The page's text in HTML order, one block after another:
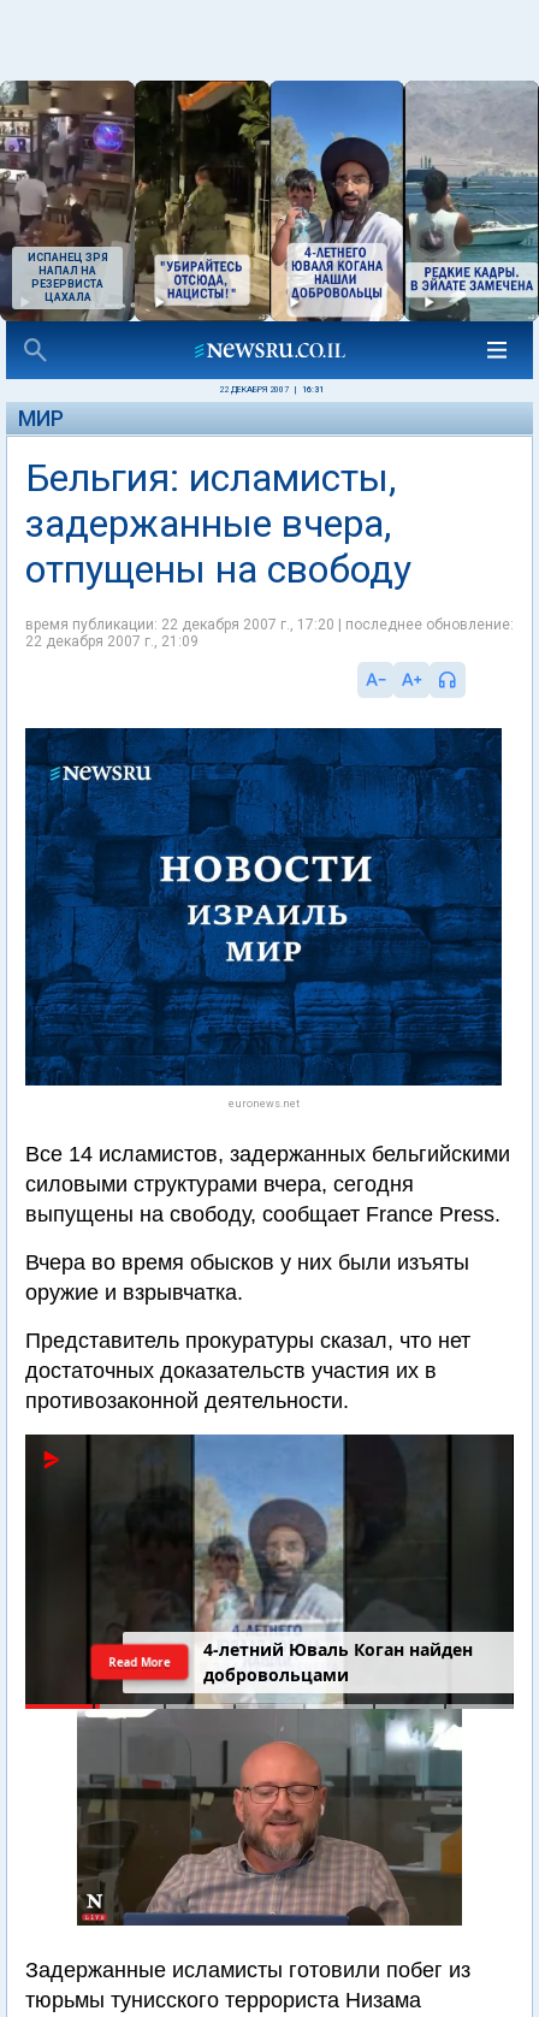
ИСПАНЕЦ ЗРЯ
НАПАЛ НА
РЕЗЕРВИСТА
ЦАХАЛА
22 ДЕКАБРЯ 2007 16:31
МИР
Бельгия: исламисты,
задержанные вчера,
отпущены на свободу
время публикации: 22 декабря 2007 г., 17:20 | последнее обновление:
22 декабря 2007 г., 21:09
euronews.net
Все 14 исламистов, задержанных бельгийскими
силовыми структурами вчера, сегодня
выпущены на свободу, сообщает France Press.
Вчера во время обысков у них были изъяты
оружие и взрывчатка.
Представитель прокуратуры сказал, что нет
достаточных доказательств участия их в
противозаконной деятельности.
4-летний Юваль Коган найден
добровольцами
Read More
Задержанные исламисты готовили побег из
тюрьмы тунисского террориста Низама